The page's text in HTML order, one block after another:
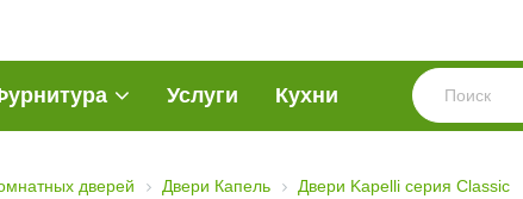
Услуги Кухни
дверей Двери Капель
Двери Kapelli серия Classic